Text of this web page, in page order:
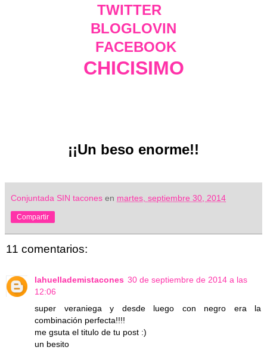
TWITTER
BLOGLOVIN
FACEBOOK
CHICISIMO
¡¡Un beso enorme!!
Conjuntada SIN tacones en martes, septiembre 30, 2014
Compartir
11 comentarios:
lahuellademistacones 30 de septiembre de 2014 a las
12:06
super veraniega y desde luego con negro era la
combinación perfecta!!!!
me gsuta el titulo de tu post :)
un besito